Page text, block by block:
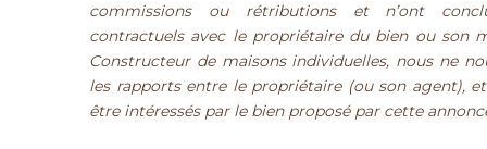
commissions ou rétributions et n’ont
contractuels avec le propriétaire du bien ou son
Constructeur de maisons individuelles, nous ne
les rapports entre le propriétaire (ou son agent),
être intéressés par le bien proposé par cette